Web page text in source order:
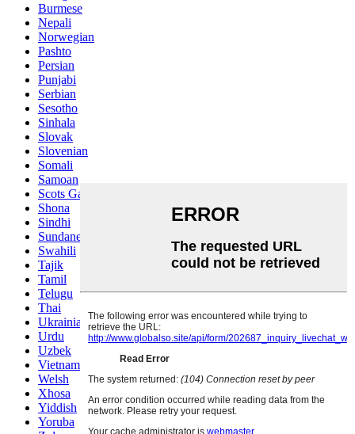
Burmese
Nepali
Norwegian
Pashto
Persian
Punjabi
Serbian
Sesotho
Sinhala
Slovak
Slovenian
Somali
Samoan
Scots Gaelic
Shona
Sindhi
Sundanese
Swahili
Tajik
Tamil
Telugu
Thai
Ukrainian
Urdu
Uzbek
Vietnamese
Welsh
Xhosa
Yiddish
Yoruba